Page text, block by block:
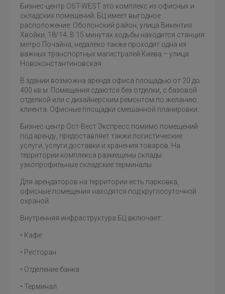
Бизнес-центр OST-WEST это комплекс из офисных и
складских помещений. БЦ имеет выгодное
расположение: Оболонский район, улица Викентия
Хвойки, 18/14. В 15 минутах ходьбы находится станция
метро Почайна, недалеко также проходит одна из
важных транспортных магистралей Киева – улица
Новоконстантиновская.
В здании возможна аренда офиса площадью от 20 до
400 кв.м. Помещения сдаются без отделки, с базовой
отделкой или с дизайнерским ремонтом по желанию
клиента. Офисные площадки смешанной планировки.
Бизнес-центр Ост-Вест Экспресс помимо помещений
под аренду, предоставляет также логистические
услуги, услуги доставки и хранения товаров. На
территории комплекса размещены склады
узкопрофильные складские терминалы.
Для арендаторов на территории есть парковка,
офисные помещения находятся под круглосуточной
охраной.
Внутренняя инфраструктура БЦ включает:
• Кафе
• Ресторан
• Отделение банка
• Терминал